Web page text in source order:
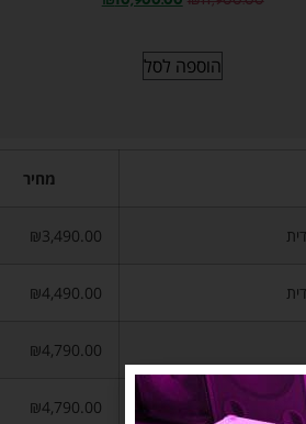
הוספה לסל
מחיר
₪3,490.00
₪4,490.00
₪4,790.00
₪4,790.00